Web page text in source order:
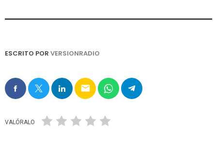
ESCRITO POR VERSIONRADIO
email
VALÓRALO